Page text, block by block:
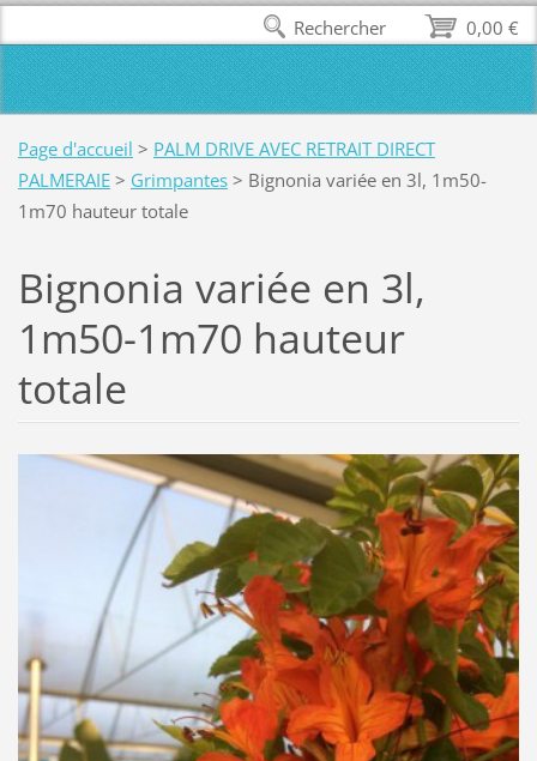
Page d'accueil > PALM DRIVE AVEC RETRAIT DIRECT
PALMERAIE > Grimpantes > Bignonia variée en 3l, 1m50-
1m70 hauteur totale
Bignonia variée en 3l,
1m50-1m70 hauteur
totale
0,00 €
Rechercher